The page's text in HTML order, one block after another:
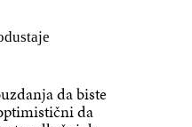
da biste
da